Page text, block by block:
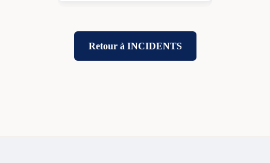
Retour à INCIDENTS